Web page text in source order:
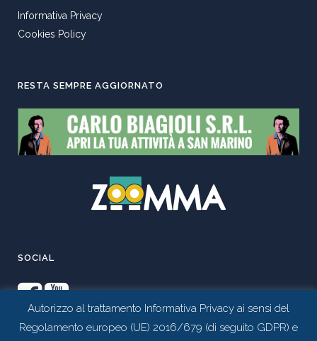
Informativa Privacy
Cookies Policy
RESTA SEMPRE AGGIORNATO
SOCIAL
Autorizzo al trattamento Informativa Privacy ai sensi del
Regolamento europeo (UE) 2016/679 (di seguito GDPR) e